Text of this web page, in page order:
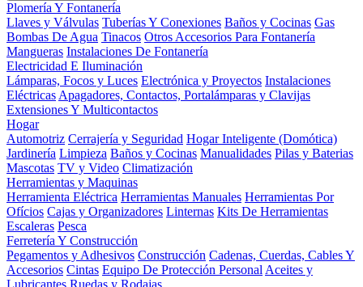
Plomería Y Fontanería
Llaves y Válvulas Tuberías Y Conexiones Baños y Cocinas Gas
Bombas De Agua Tinacos Otros Accesorios Para Fontanería
Mangueras Instalaciones De Fontanería
Electricidad E Iluminación
Lámparas, Focos y Luces Electrónica y Proyectos Instalaciones
Eléctricas Apagadores, Contactos, Portalámparas y Clavijas
Extensiones Y Multicontactos
Hogar
Automotriz Cerrajería y Seguridad Hogar Inteligente (Domótica)
Jardinería Limpieza Baños y Cocinas Manualidades Pilas y Baterias
Mascotas TV y Video Climatización
Herramientas y Maquinas
Herramienta Eléctrica Herramientas Manuales Herramientas Por
Ofícios Cajas y Organizadores Linternas Kits De Herramientas
Escaleras Pesca
Ferretería Y Construcción
Pegamentos y Adhesivos Construcción Cadenas, Cuerdas, Cables Y
Accesorios Cintas Equipo De Protección Personal Aceites y